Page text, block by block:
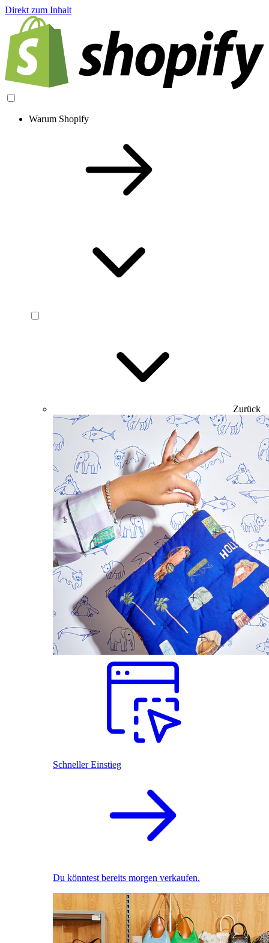
Direkt zum Inhalt
Warum Shopify
Zurück
Schneller Einstieg
Du könntest bereits morgen verkaufen.